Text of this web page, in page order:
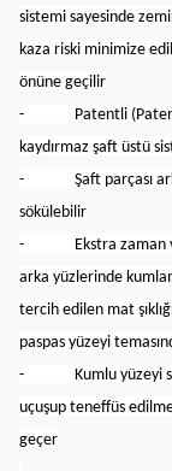
sistemi sayesinde
kaza riski minimize
önüne geçilir
- Patentli (Patent
kaydırmaz şaft üstü
- Şaft parçası arka
sökülebilir
- Ekstra zaman ve
arka yüzlerinde
tercih edilen mat
paspas yüzeyi
- Kumlu yüzeyi
uçuşup teneffüs
geçer